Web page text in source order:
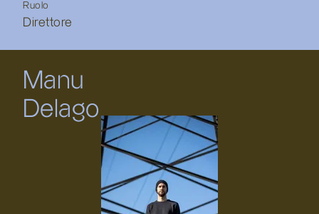
Ruolo
Direttore
Manu
Delago